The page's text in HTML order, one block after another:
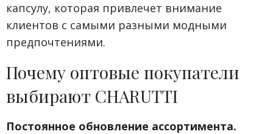
капсулу, которая привлечет внимание
клиентов с самыми разными модными
предпочтениями.
Почему оптовые покупатели
выбирают CHARUTTI
Постоянное обновление ассортимента.